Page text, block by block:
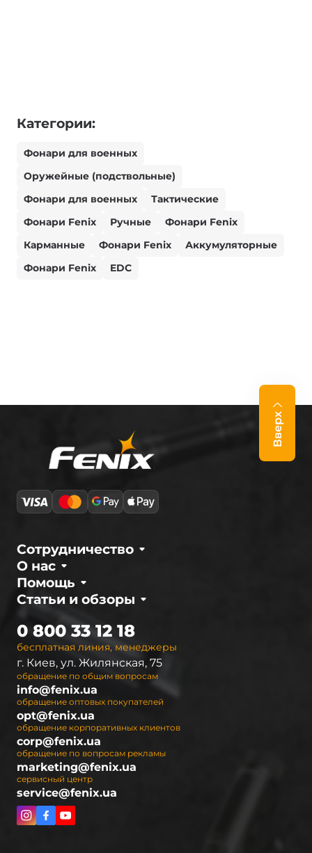
Категории:
Фонари для военных
Оружейные (подствольные)
Фонари для военных
Тактические
Фонари Fenix
Ручные
Фонари Fenix
Карманные
Фонари Fenix
Аккумуляторные
Фонари Fenix
EDC
Вверх
О нас
Сотрудничество
Статьи и обзоры
Помощь
бесплатная линия, менеджеры
0 800 33 12 18
г. Киев, ул. Жилянская, 75
обращение по общим вопросам
info@fenix.ua
обращение оптовых покупателей
opt@fenix.ua
обращение корпоративных клиентов
corp@fenix.ua
обращение по вопросам рекламы
marketing@fenix.ua
сервисный центр
service@fenix.ua